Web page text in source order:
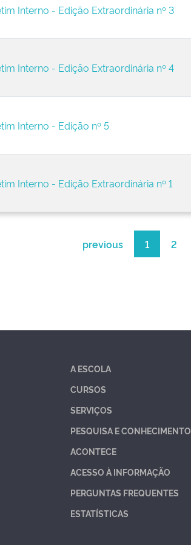
Interno - Edição Extraordinária nº 3
Interno - Edição Extraordinária nº 4
Interno - Edição nº 5
Interno - Edição Extraordinária nº 1
previous 1 2
A ESCOLA
CURSOS
SERVIÇOS
PESQUISA E CONHECIMENTO
ACONTECE
ACESSO À INFORMAÇÃO
PERGUNTAS FREQUENTES
ESTATÍSTICAS